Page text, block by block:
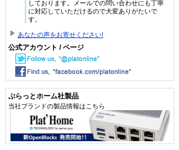
しております。メールでの問い合わせにも丁寧
に対応していただけるので大変ありがたいで
す。
あなたの声をお寄せください!
公式アカウント / ページ
ぷらっとホーム社製品
当社ブランドの製品情報はこちら